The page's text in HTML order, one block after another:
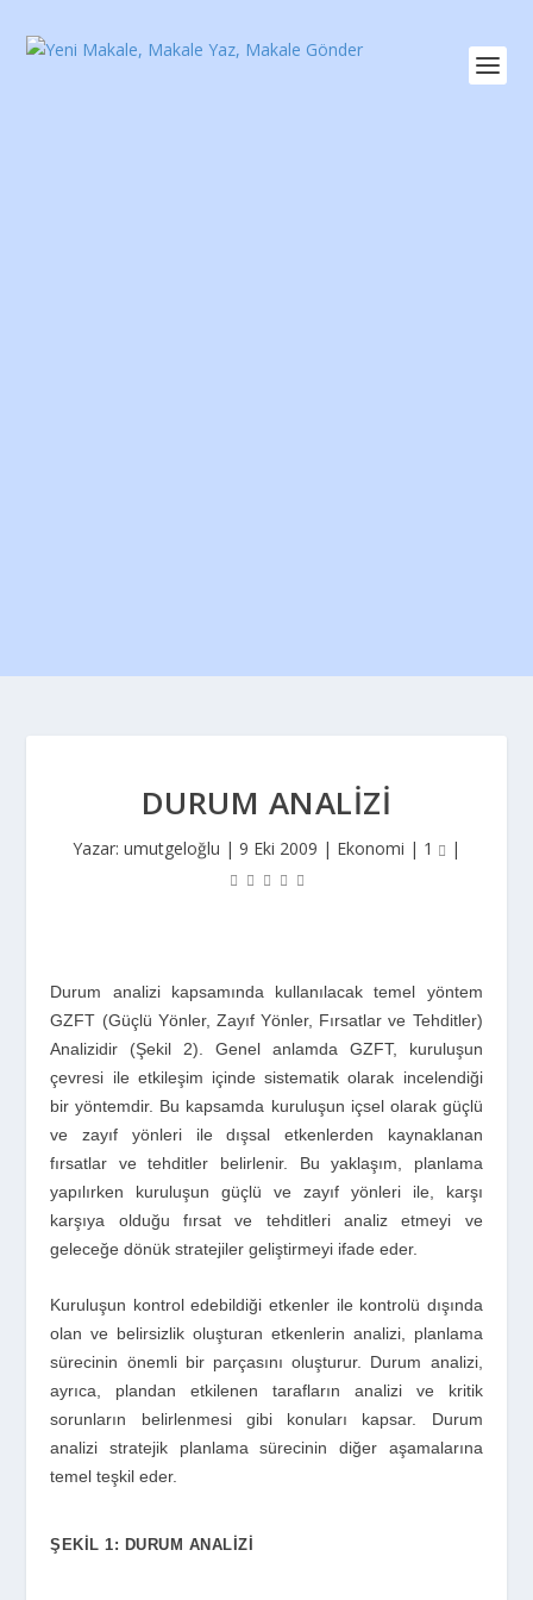
DURUM ANALIZI
Yazar: umutgeloğlu | 9 Eki 2009 | Ekonomi | 1 |
Durum analizi kapsamında kullanılacak temel yöntem
GZFT (Güçlü Yönler, Zayıf Yönler, Fırsatlar ve Tehditler)
Analizidir (Şekil 2). Genel anlamda GZFT, kuruluşun
çevresi ile etkileşim içinde sistematik olarak incelendiği
bir yöntemdir. Bu kapsamda kuruluşun içsel olarak güçlü
ve zayıf yönleri ile dışsal etkenlerden kaynaklanan
fırsatlar ve tehditler belirlenir. Bu yaklaşım, planlama
yapılırken kuruluşun güçlü ve zayıf yönleri ile, karşı
karşıya olduğu fırsat ve tehditleri analiz etmeyi ve
geleceğe dönük stratejiler geliştirmeyi ifade eder.
Kuruluşun kontrol edebildiği etkenler ile kontrolü dışında
olan ve belirsizlik oluşturan etkenlerin analizi, planlama
sürecinin önemli bir parçasını oluşturur. Durum analizi,
ayrıca, plandan etkilenen tarafların analizi ve kritik
sorunların belirlenmesi gibi konuları kapsar. Durum
analizi stratejik planlama sürecinin diğer aşamalarına
temel teşkil eder.
ŞEKIL 1: DURUM ANALIZI